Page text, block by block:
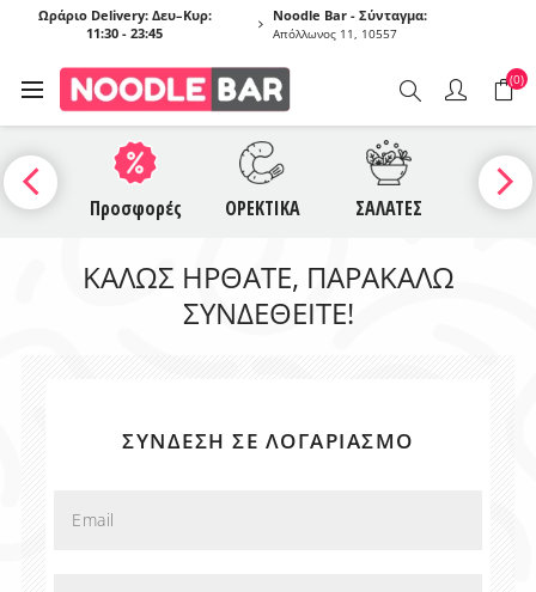
Ωράριο Delivery: Δευ–Κυρ:
11:30 - 23:45
Noodle Bar - Σύνταγμα:
Απόλλωνος 11, 10557
(0)
Προσφορές ΟΡΕΚΤΙΚΑ ΣΑΛΑΤΕΣ
ΚΑΛΏΣ ΉΡΘΑΤΕ, ΠΑΡΑΚΑΛΏ
ΣΥΝΔΕΘΕΊΤΕ!
ΣΎΝΔΕΣΗ ΣΕ ΛΟΓΑΡΙΑΣΜΌ